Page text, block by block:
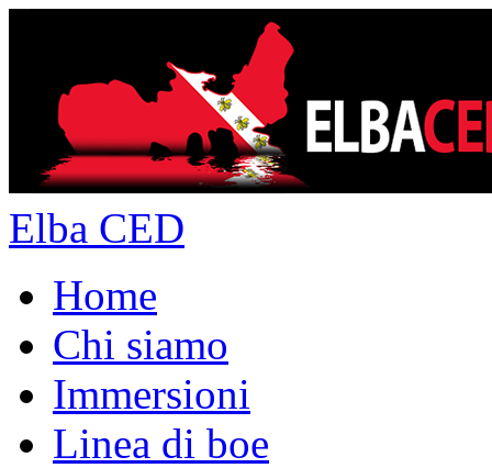
Elba CED
Home
Chi siamo
Immersioni
Linea di boe